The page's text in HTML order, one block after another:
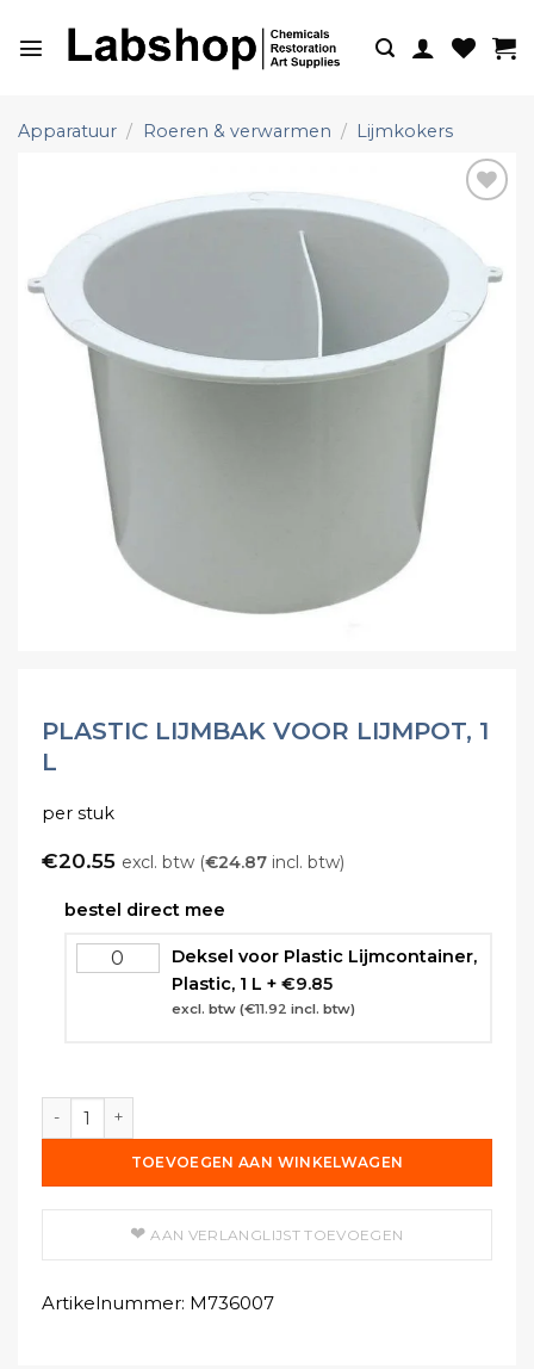
naar
Apparatuur / Roeren & verwarmen / Lijmkokers
PLASTIC LIJMBAK VOOR LIJMPOT, 1
L
per stuk
€20.55 excl. btw (€24.87 incl. btw)
bestel direct mee
Deksel voor Plastic Lijmcontainer,
Plastic, 1 L + €9.85
excl. btw (€11.92 incl. btw)
Plastic lijmbak voor lijmpot, 1 l aantal
TOEVOEGEN AAN WINKELWAGEN
AAN VERLANGLIJST TOEVOEGEN
Artikelnummer: M736007